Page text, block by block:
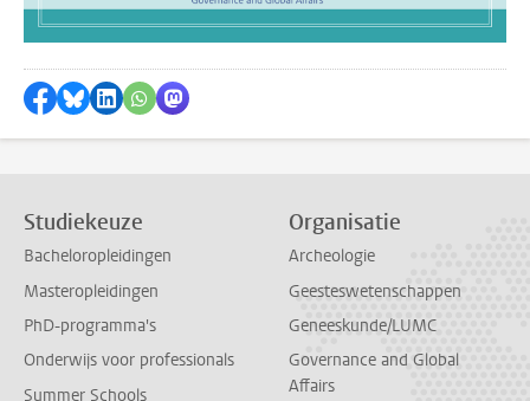
Delen op Facebook
Delen via Bluesky
Delen op LinkedIn
Delen via WhatsApp
Delen via Mastodon
Studiekeuze
Bacheloropleidingen
Masteropleidingen
PhD-programma's
Onderwijs voor professionals
Summer Schools
Organisatie
Archeologie
Geesteswetenschappen
Geneeskunde/LUMC
Governance and Global
Affairs